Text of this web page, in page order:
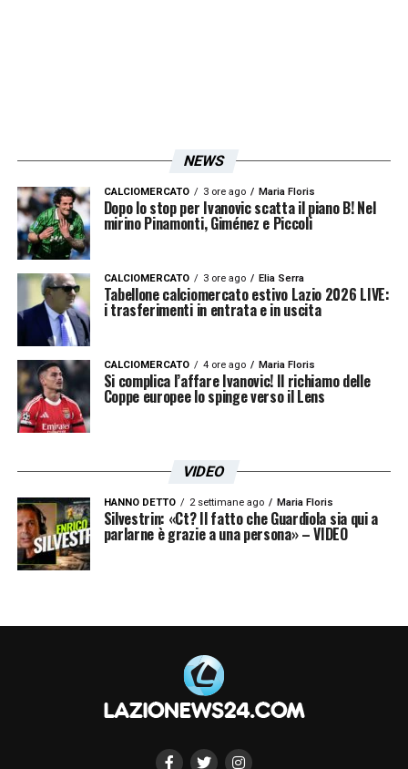
NEWS
CALCIOMERCATO 3 ore ago Maria Floris
Dopo lo stop per Ivanovic scatta il piano B! Nel
mirino Pinamonti, Giménez e Piccoli
CALCIOMERCATO 3 ore ago Elia Serra
Tabellone calciomercato estivo Lazio 2026 LIVE:
i trasferimenti in entrata e in uscita
CALCIOMERCATO 4 ore ago Maria Floris
Si complica l’affare Ivanovic! Il richiamo delle
Coppe europee lo spinge verso il Lens
VIDEO
HANNO DETTO 2 settimane ago Maria Floris
Silvestrin: «Ct? Il fatto che Guardiola sia qui a
parlarne è grazie a una persona» – VIDEO